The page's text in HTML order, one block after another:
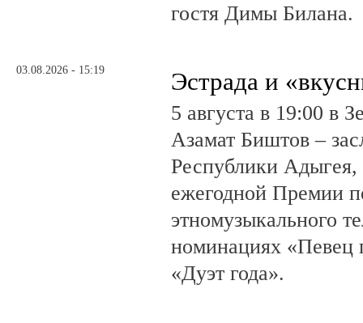
гостя Димы Билана.
03.08.2026 - 15:19 Эстрада и
5 августа в 19:00 в
Азамат Биштов –
Республики
ежегодной Премии
этномузыкального
номинациях «Певец
«Дуэт года».